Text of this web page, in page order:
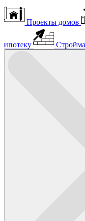
Проекты домов
ипотеку